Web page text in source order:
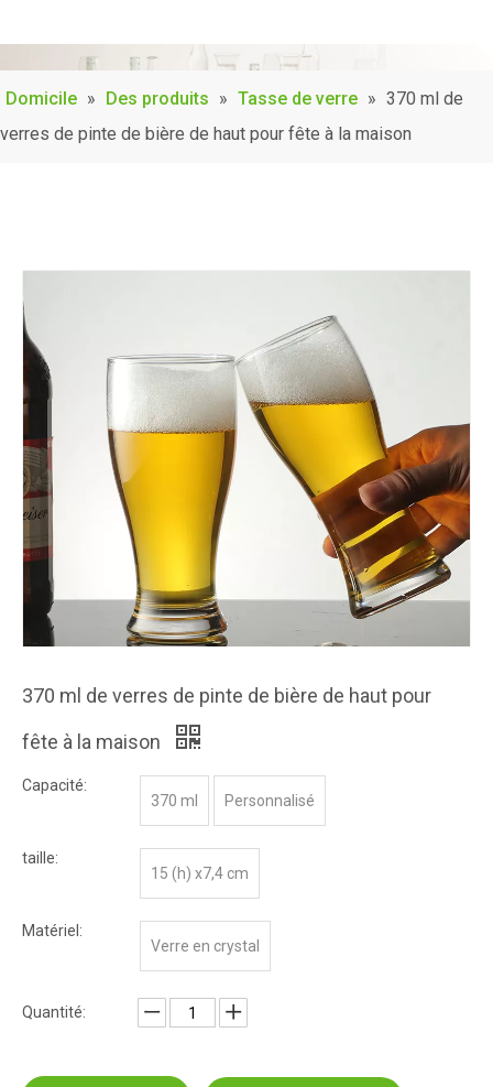
Domicile » Des produits » Tasse de verre » 370 ml de
verres de pinte de bière de haut pour fête à la maison
370 ml de verres de pinte de bière de haut pour
fête à la maison
Capacité:
370 ml
Personnalisé
taille:
15 (h) x7,4 cm
Matériel:
Verre en crystal
Quantité: